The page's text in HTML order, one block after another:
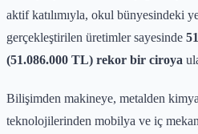
aktif katılımıyla, okul bünyesindeki
gerçekleştirilen üretimler sayesinde
(51.086.000 TL) rekor bir ciroya
Bilişimden makineye, metalden
teknolojilerinden mobilya ve iç